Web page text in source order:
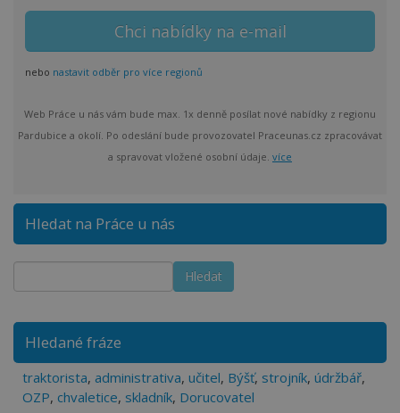
nebo nastavit odběr pro více regionů
Web Práce u nás vám bude max. 1x denně posílat nové nabídky z regionu
Pardubice a okolí. Po odeslání bude provozovatel Praceunas.cz zpracovávat
a spravovat vložené osobní údaje. více
Hledat na Práce u nás
Hledané fráze
traktorista, administrativa, učitel, Býšť, strojník, údržbář,
OZP, chvaletice, skladník, Dorucovatel